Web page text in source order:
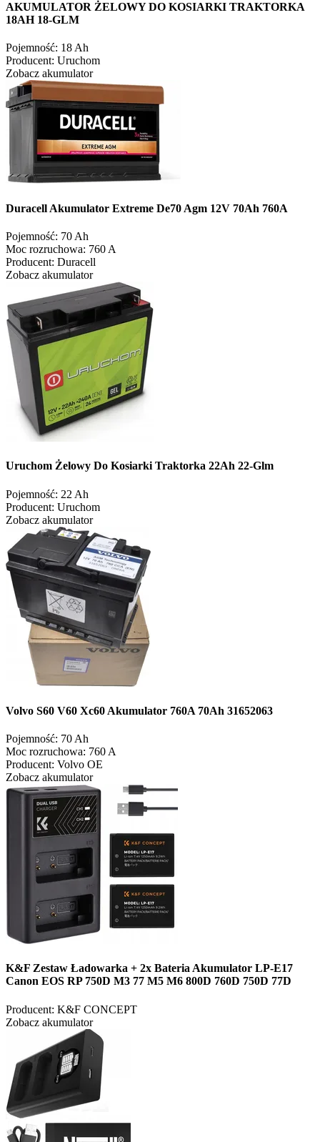
AKUMULATOR ŻELOWY DO KOSIARKI TRAKTORKA
18AH 18-GLM
Pojemność: 18 Ah
Producent: Uruchom
Zobacz akumulator
Duracell Akumulator Extreme De70 Agm 12V 70Ah 760A
Pojemność: 70 Ah
Moc rozruchowa: 760 A
Producent: Duracell
Zobacz akumulator
Uruchom Żelowy Do Kosiarki Traktorka 22Ah 22-Glm
Pojemność: 22 Ah
Producent: Uruchom
Zobacz akumulator
Volvo S60 V60 Xc60 Akumulator 760A 70Ah 31652063
Pojemność: 70 Ah
Moc rozruchowa: 760 A
Producent: Volvo OE
Zobacz akumulator
K&F Zestaw Ładowarka + 2x Bateria Akumulator LP-E17
Canon EOS RP 750D M3 77 M5 M6 800D 760D 750D 77D
Producent: K&F CONCEPT
Zobacz akumulator